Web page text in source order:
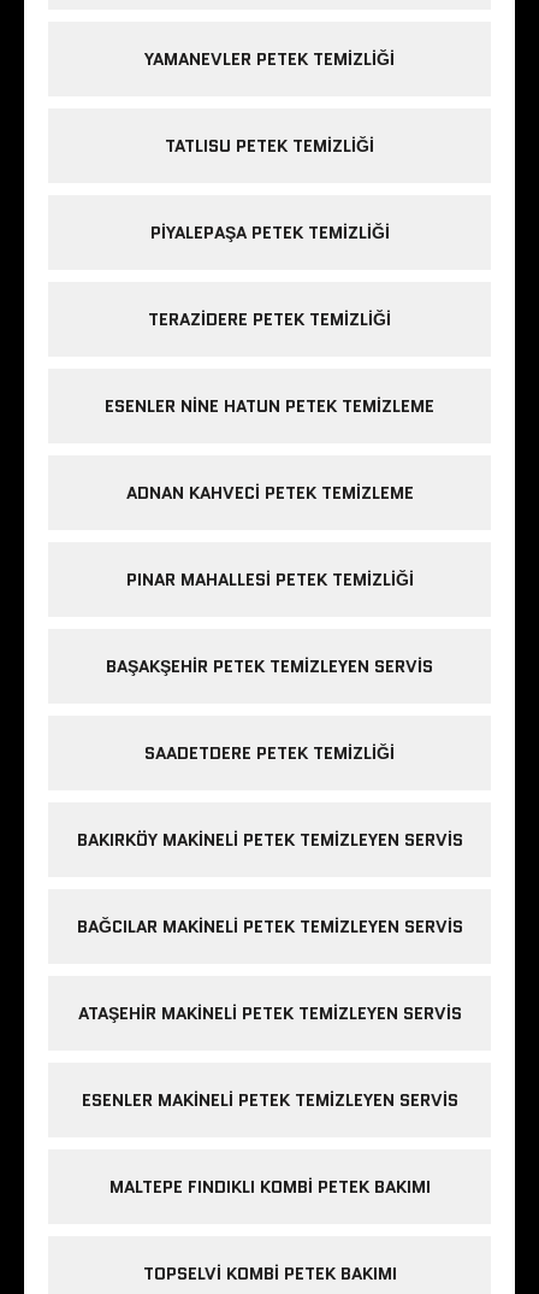
YAMANEVLER PETEK TEMIZLIĞI
TATLISU PETEK TEMIZLIĞI
PIYALEPAŞA PETEK TEMIZLIĞI
TERAZIDERE PETEK TEMIZLIĞI
ESENLER NINE HATUN PETEK TEMIZLEME
ADNAN KAHVECI PETEK TEMIZLEME
PINAR MAHALLESI PETEK TEMIZLIĞI
BAŞAKŞEHIR PETEK TEMIZLEYEN SERVIS
SAADETDERE PETEK TEMIZLIĞI
BAKIRKÖY MAKINELI PETEK TEMIZLEYEN SERVIS
BAĞCILAR MAKINELI PETEK TEMIZLEYEN SERVIS
ATAŞEHIR MAKINELI PETEK TEMIZLEYEN SERVIS
ESENLER MAKINELI PETEK TEMIZLEYEN SERVIS
MALTEPE FINDIKLI KOMBI PETEK BAKIMI
TOPSELVI KOMBI PETEK BAKIMI